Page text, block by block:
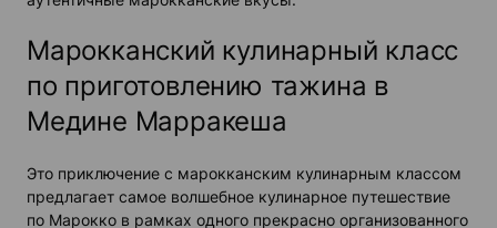
Марокканский кулинарный класс
по приготовлению тажина в
Медине Марракеша
Это приключение с марокканским кулинарным классом
предлагает самое волшебное кулинарное путешествие
по Марокко в рамках одного прекрасно организованного